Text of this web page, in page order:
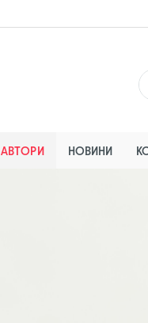
АВТОРИ НОВИНИ